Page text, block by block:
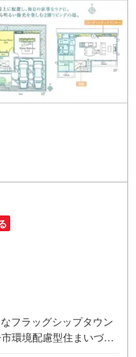
フラッグシップタウン
環境配慮型住まいづく